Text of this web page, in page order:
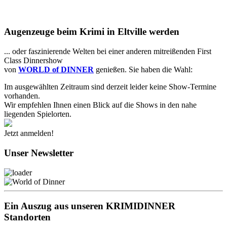
Augenzeuge beim Krimi in Eltville werden
... oder faszinierende Welten bei einer anderen mitreißenden First
Class Dinnershow
von WORLD of DINNER genießen. Sie haben die Wahl:
Im ausgewählten Zeitraum sind derzeit leider keine Show-Termine
vorhanden.
Wir empfehlen Ihnen einen Blick auf die Shows in den nahe
liegenden Spielorten.
Jetzt anmelden!
Unser Newsletter
Ein Auszug aus unseren KRIMIDINNER
Standorten